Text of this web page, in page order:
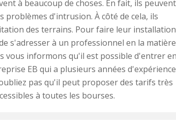
à beaucoup de choses. En fait, ils peuvent
problèmes d'intrusion. À côté de cela, ils
des terrains. Pour faire leur
s'adresser à un professionnel en la
vous informons qu'il est possible d'entrer en
EB qui a plusieurs années d'expérience
pas qu'il peut proposer des tarifs très
à toutes les bourses.